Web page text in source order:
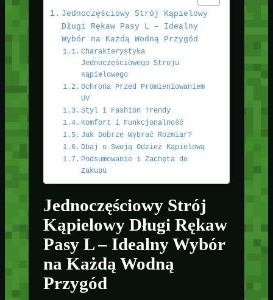
Jednoczęściowy Strój Kąpielowy
Długi Rękaw Pasy L – Idealny
Wybór na Każdą Wodną Przygód
Charakterystyka
Jednoczęściowego Stroju
Kąpielowego
Ochrona Przed Promieniowaniem
UV
Styl i Fashion Trendy
Komfort i Funkcjonalność
Jak Dobrze Wybrać Rozmiar?
Dbaj o Swoją Odzież Kąpielową
Podsumowanie i Zachęta do
Zakupu
Jednoczęściowy Strój
Kąpielowy Długi Rękaw
Pasy L – Idealny Wybór
na Każdą Wodną
Przygód